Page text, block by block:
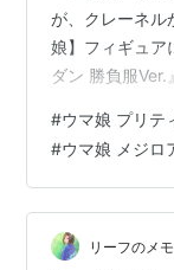
が、クレーネル
娘】フィギュア
ダン 勝負服
製作は「株式
ティーダービー
フィギュアは
す♪ 【Amazon
ク『ウマ娘 新
#ウマ娘 プリテ
#ウマ娘 メジロ
リーフのメ